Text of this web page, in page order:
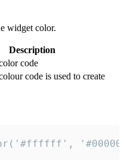
widget color.
Description
code
code is used to create